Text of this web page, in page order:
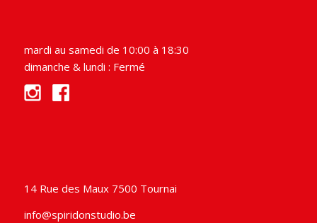
mardi au samedi de 10:00 à 18:30
dimanche & lundi : Fermé
14 Rue des Maux 7500 Tournai
info@spiridonstudio.be